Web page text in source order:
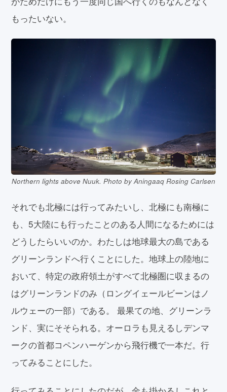
もったいない。
Northern lights above Nuuk. Photo by Aningaaq Rosing Carlsen
それでも北極には行ってみたいし、北極にも南極に
も、5大陸にも行ったことのある人間になるためには
どうしたらいいのか。わたしは地球最大の島である
グリーンランドへ行くことにした。地球上の陸地に
おいて、特定の政府領土がすべて北極圏に収まるの
はグリーンランドのみ（ロングイェールビーンはノ
ルウェーの一部）である。 最果ての地、グリーンラ
ンド、実にそそられる。オーロラも見えるしデンマ
ークの首都コペンハーゲンから飛行機で一本だ。行
ってみることにした。